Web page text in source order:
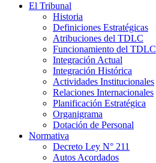
El Tribunal
Historia
Definiciones Estratégicas
Atribuciones del TDLC
Funcionamiento del TDLC
Integración Actual
Integración Histórica
Actividades Institucionales
Relaciones Internacionales
Planificación Estratégica
Organigrama
Dotación de Personal
Normativa
Decreto Ley N° 211
Autos Acordados